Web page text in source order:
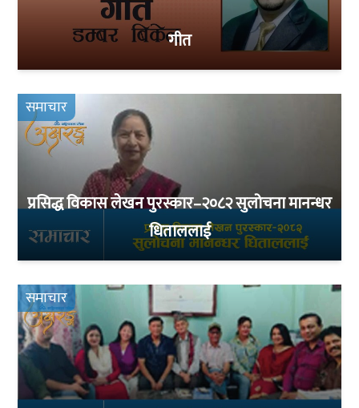
गीत
समाचार
प्रसिद्ध विकास लेखन पुरस्कार–२०८२ सुलोचना मानन्धर
धिताललाई
समाचार